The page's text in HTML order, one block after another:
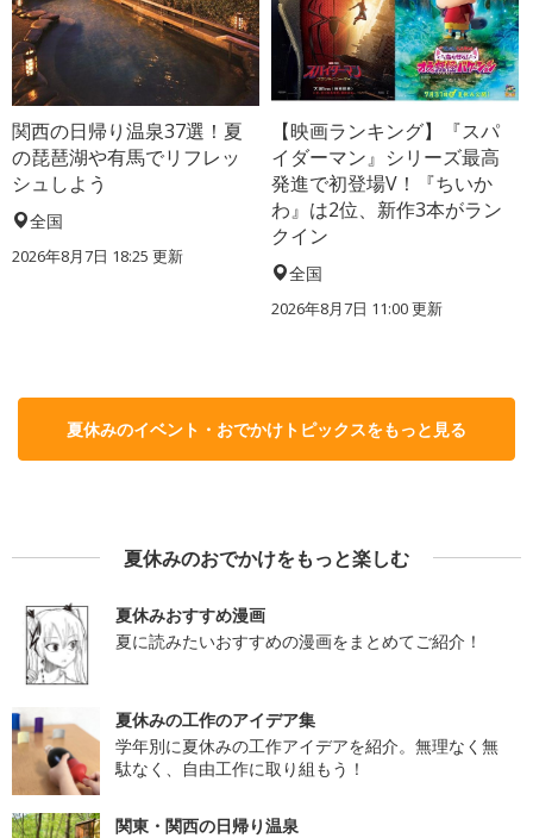
関西の日帰り温泉37選！夏
の琵琶湖や有馬でリフレッ
シュしよう
全国
2026年8月7日 18:25 更新
【映画ランキング】『スパ
イダーマン』シリーズ最高
発進で初登場V！『ちいか
わ』は2位、新作3本がラン
クイン
全国
2026年8月7日 11:00更新
夏休みのイベント・おでかけトピックスをもっと見る
夏休みのおでかけをもっと楽しむ
夏休みおすすめ漫画
夏に読みたいおすすめの漫画をまとめてご紹介！
夏休みの工作のアイデア集
学年別に夏休みの工作アイデアを紹介。無理なく無
駄なく、自由工作に取り組もう！
関東・関西の日帰り温泉